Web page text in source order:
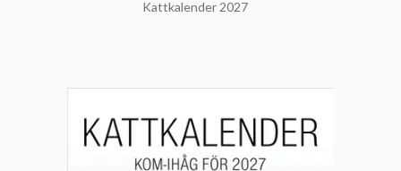
Kattkalender 2027